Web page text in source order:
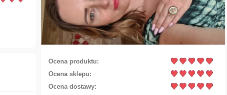
Foot bracelet with stars (B21 / TEN / NOG / 02AU)
Ocena produktu:
Ocena sklepu:
Ocena dostawy: